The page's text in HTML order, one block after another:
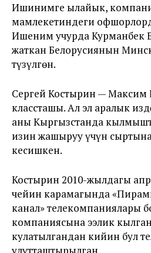
Ишинимге ылайык,
мамлекетиндеги
Ишеним учурда Курманбек
жаткан Белорусиянын
түзүлгөн.
Сергей Костырин — Максим
классташы. Ал эл аралык
аны Кыргызстанда
изин жашыруу үчүн
кесишкен.
Костырин 2010-жылдагы
чейин карамагында
канал» телекомпаниялары
компаниясына ээлик
кулатылгандан кийин бул